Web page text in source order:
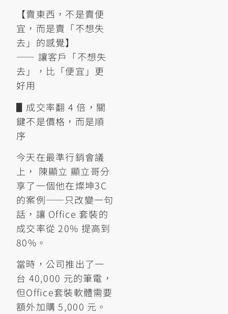
【賣東西，不是賣便
宜，而是賣「不想失
去」的感覺】
—— 讓客戶「不想失
去」，比「便宜」更
好用
▋成交率翻 4 倍，關
鍵不是價格，而是順
序
今天在最準行銷會議
上， 陳顯立 顯立哥分
享了一個他在燦坤3C
的案例——只改變一句
話，讓 Office 套裝的
成交率從 20% 提高到
80%。
當時，公司推出了一
台 40,000 元的筆電，
但Office套裝軟體需要
額外加購 5,000 元。